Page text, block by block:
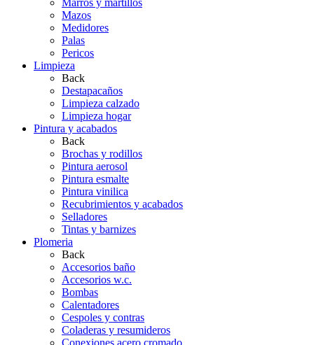
Marros y martillos
Mazos
Medidores
Palas
Pericos
Limpieza
Back
Destapacaños
Limpieza calzado
Limpieza hogar
Pintura y acabados
Back
Brochas y rodillos
Pintura aerosol
Pintura esmalte
Pintura vinilica
Recubrimientos y acabados
Selladores
Tintas y barnizes
Plomeria
Back
Accesorios baño
Accesorios w.c.
Bombas
Calentadores
Cespoles y contras
Coladeras y resumideros
Conexiones acero cromado